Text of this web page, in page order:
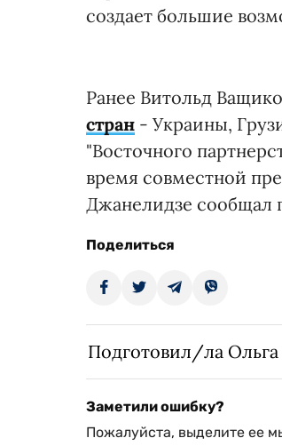
создает большие
Ранее Витольд
стран - Украины,
"Восточного
время совместной
Джанелидзе
Поделиться
Подготовил/ла
Заметили ошибку?
Пожалуйста, выделите ее